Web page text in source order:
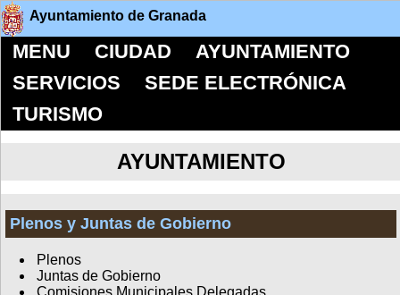
Ayuntamiento de Granada
MENU CIUDAD
AYUNTAMIENTO
SERVICIOS
SEDE ELECTRÓNICA
TURISMO
AYUNTAMIENTO
Plenos y Juntas de Gobierno
Plenos
Juntas de Gobierno